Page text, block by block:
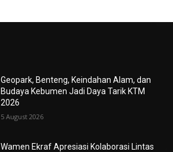
Geopark, Benteng, Keindahan Alam, dan
Budaya Kebumen Jadi Daya Tarik KTM
2026
5 August 2026
Wamen Ekraf Apresiasi Kolaborasi Lintas